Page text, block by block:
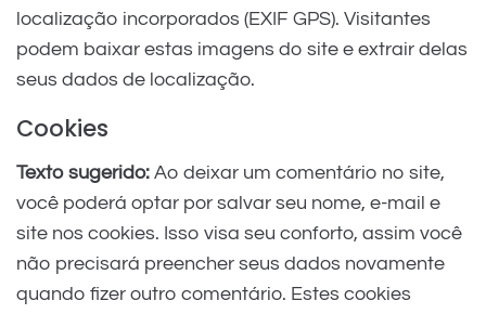
localização incorporados (EXIF GPS). Visitantes
podem baixar estas imagens do site e extrair delas
seus dados de localização.
Cookies
Texto sugerido: Ao deixar um comentário no site,
você poderá optar por salvar seu nome, e-mail e
site nos cookies. Isso visa seu conforto, assim você
não precisará preencher seus dados novamente
quando fizer outro comentário. Estes cookies